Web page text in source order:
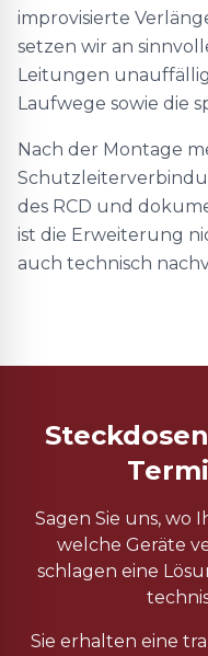
improvisierte
setzen wir an
Leitungen
Laufwege sowie die
Nach der Montage
des RCD und
ist die Erweiterung
auch technisch
Sagen Sie uns, wo
welche Geräte
schlagen eine
Sie erhalten eine